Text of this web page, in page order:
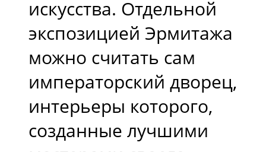
искусства. Отдельной
экспозицией Эрмитажа
можно считать сам
императорский дворец,
интерьеры которого,
созданные лучшими